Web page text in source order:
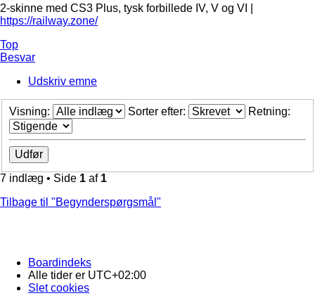
2-skinne med CS3 Plus, tysk forbillede IV, V og VI |
https://railway.zone/
Top
Besvar
Udskriv emne
Visning: Sorter efter: Retning:
7 indlæg • Side 1 af 1
Tilbage til "Begynderspørgsmål"
Boardindeks
Alle tider er UTC+02:00
Slet cookies